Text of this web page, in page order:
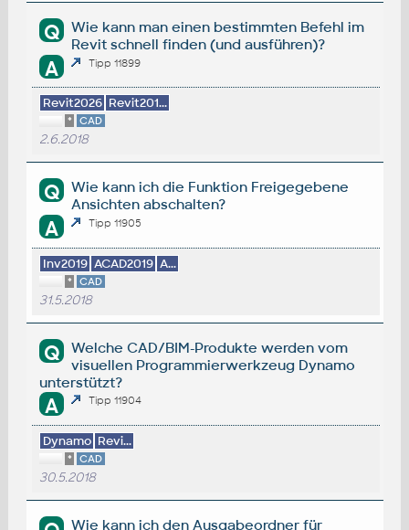
Q
Wie kann man einen bestimmten Befehl im
Revit schnell finden (und ausführen)?
A Tipp 11899
Revit2026 Revit201...
* CAD
2.6.2018
Q
Wie kann ich die Funktion Freigegebene
Ansichten abschalten?
A Tipp 11905
Inv2019 ACAD2019 A...
* CAD
31.5.2018
Q
Welche CAD/BIM-Produkte werden vom
visuellen Programmierwerkzeug Dynamo
unterstützt?
A Tipp 11904
Dynamo ​Revi...
* CAD
30.5.2018
Wie kann ich den Ausgabeordner für